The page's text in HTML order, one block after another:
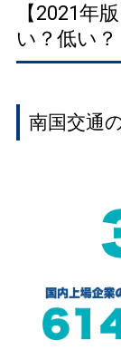
【2021年
い？低い？
南国交通